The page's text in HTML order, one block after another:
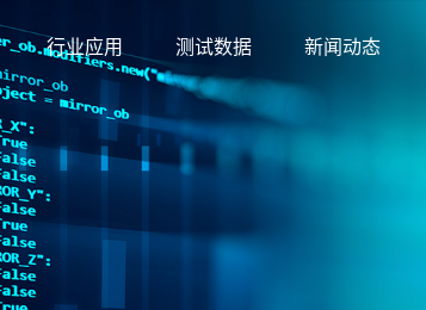
行业应用 测试数据 新闻动态